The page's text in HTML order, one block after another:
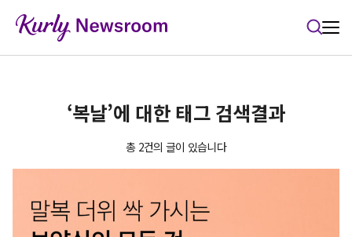
‘복날’에 대한 태그 검색결과
총 2건의 글이 있습니다